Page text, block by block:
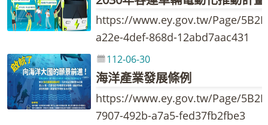
https://www.ey.gov.tw/Page/
a22e-4def-868d-12abd7aac431
海洋產業發展條例
112-06-30
https://www.ey.gov.tw/Page/
7907-492b-a7a5-fed37fb2fbe3